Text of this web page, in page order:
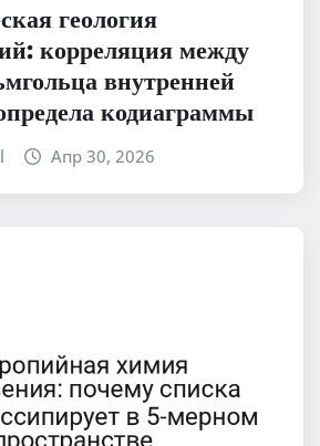
геология
корреляция между
внутренней
кодиаграммы
Апр 30, 2026